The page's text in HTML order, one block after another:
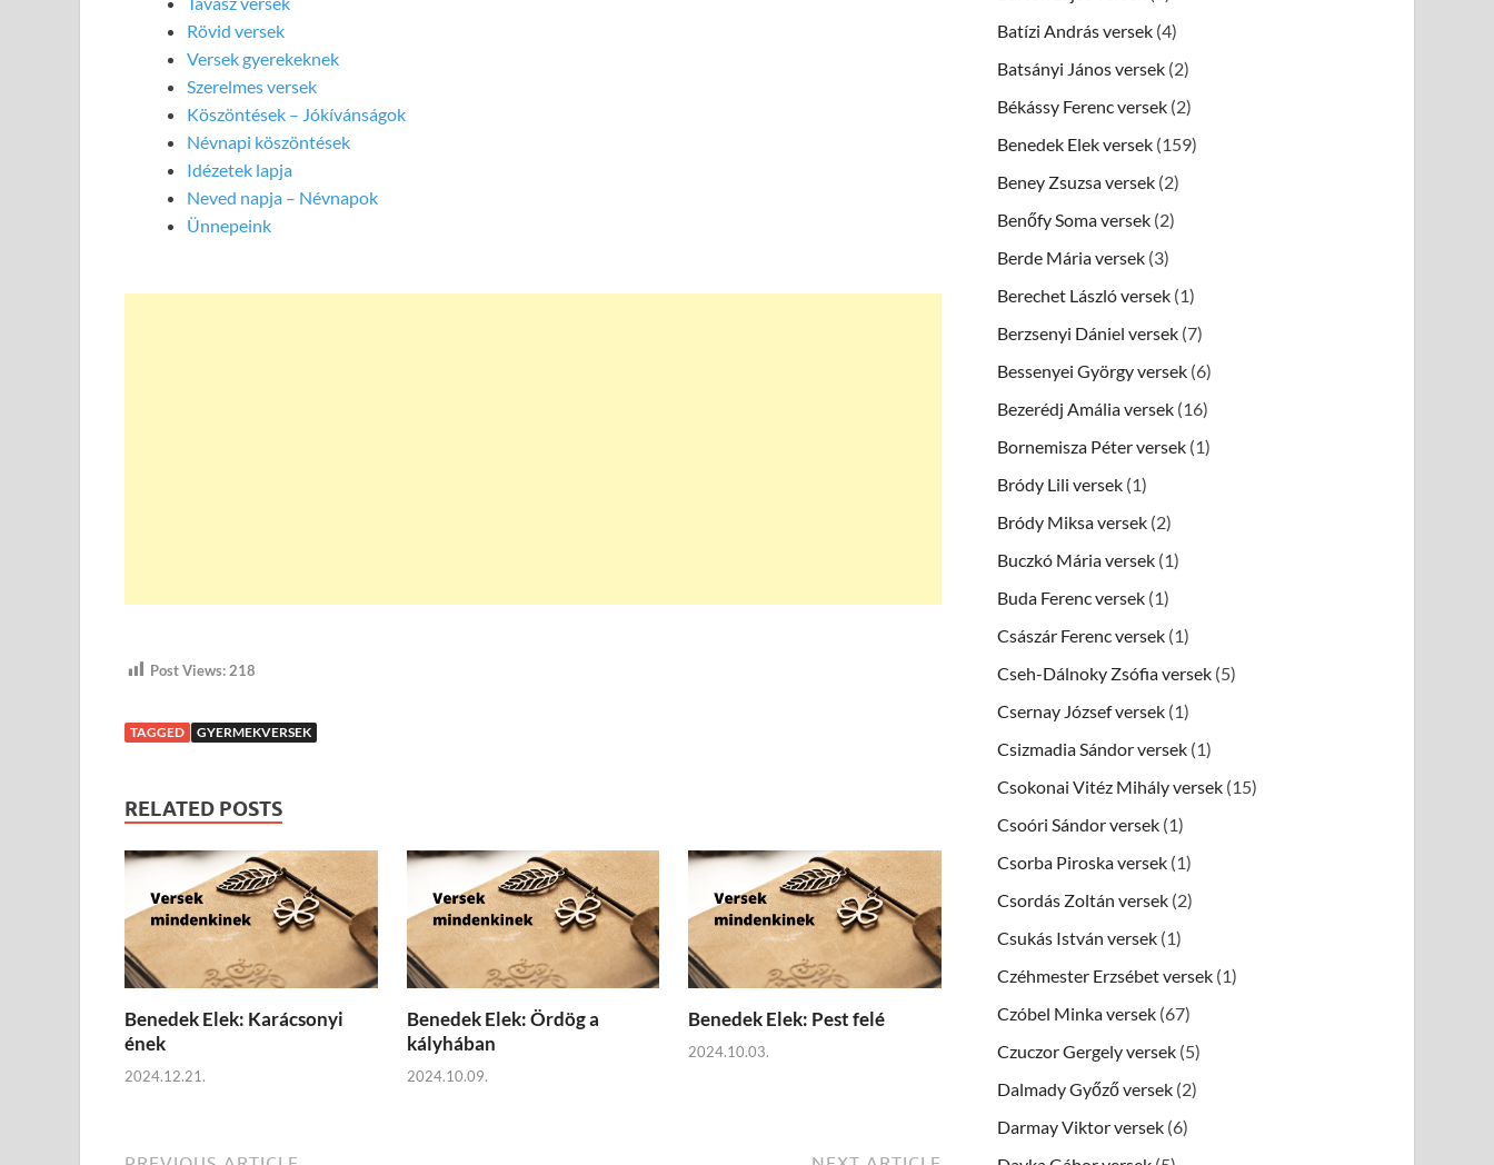
Rövid versek
Versek gyerekeknek
Szerelmes versek
Köszöntések – Jókívánságok
Névnapi köszöntések
Idézetek lapja
Neved napja – Névnapok
Ünnepeink
Post Views: 218
TAGGED GYERMEKVERSEK
RELATED POSTS
Benedek Elek: Karácsonyi
ének
2024.12.21.
Benedek Elek: Ördög a
kályhában
2024.10.09.
Benedek Elek: Pest felé
2024.10.03.
Batízi András versek (4)
Batsányi János versek (2)
Békássy Ferenc versek (2)
Benedek Elek versek (159)
Beney Zsuzsa versek (2)
Benőfy Soma versek (2)
Berde Mária versek (3)
Berechet László versek (1)
Berzsenyi Dániel versek (7)
Bessenyei György versek (6)
Bezerédj Amália versek (16)
Bornemisza Péter versek (1)
Bródy Lili versek (1)
Bródy Miksa versek (2)
Buczkó Mária versek (1)
Buda Ferenc versek (1)
Császár Ferenc versek (1)
Cseh-Dálnoky Zsófia versek (5)
Csernay József versek (1)
Csizmadia Sándor versek (1)
Csokonai Vitéz Mihály versek (15)
Csoóri Sándor versek (1)
Csorba Piroska versek (1)
Csordás Zoltán versek (2)
Csukás István versek (1)
Czéhmester Erzsébet versek (1)
Czóbel Minka versek (67)
Czuczor Gergely versek (5)
Dalmady Győző versek (2)
Darmay Viktor versek (6)